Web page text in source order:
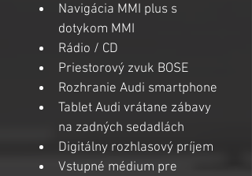
Navigácia MMI plus s
dotykom MMI
Rádio / CD
Priestorový zvuk BOSE
Rozhranie Audi smartphone
Tablet Audi vrátane zábavy
na zadných sedadlách
Digitálny rozhlasový príjem
Vstupné médium pre